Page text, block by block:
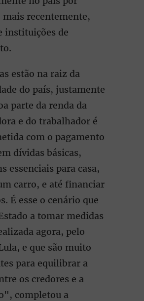
mais recentemente,
instituições de
estão na raiz da
do país, justamente
parte da renda da
e do trabalhador é
com o pagamento
dívidas básicas,
essenciais para casa,
carro, e até financiar
É esse o cenário que
a tomar medidas
agora, pelo
e que são muito
para equilibrar a
os credores e a
completou a